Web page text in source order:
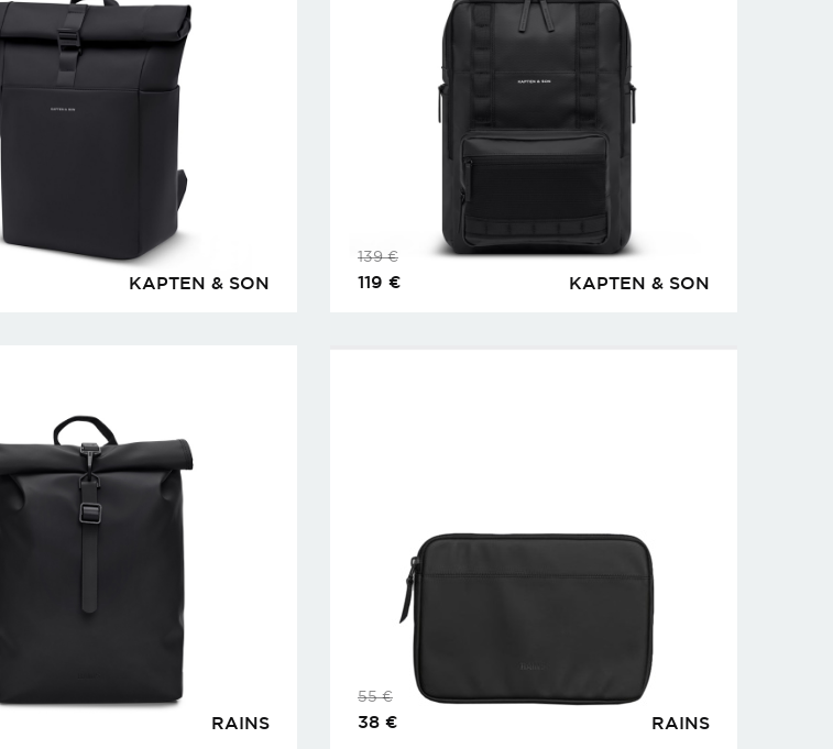
KAPTEN & SON KAPTEN & SON
139€
119 €
RAINS RAINS
55€
38 €